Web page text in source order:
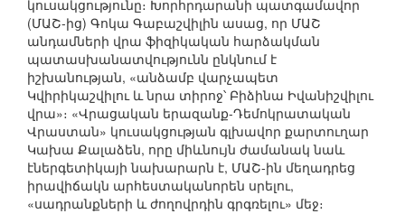
կուսակցությունը։ Խորհրդարանի պատգամավոր
(ՄԱՇ-ից) Գոկա Գաբաշվիլին ասաց, որ ՄԱՇ
անդամների վրա ֆիզիկական հարձակման
պատասխանատվությունն ընկնում է
իշխանության, «անձամբ վարչապետ
Կվիրիկաշվիլու և նրա տիրոջ՝ Բիձինա Իվանիշվիլու
վրա»։ «Վրացական երազանք-Դեմոկրատական
Վրաստան» կուսակցության գլխավոր քարտուղար
Կախա Քալաձեն, որը միևնույն ժամանակ նաև
էներգետիկայի նախարարն է, ՄԱՇ-ին մեղադրեց
իրավիճակն արհեստականորեն սրելու,
«սադրանքների և ժողովրդին գրգռելու» մեջ։